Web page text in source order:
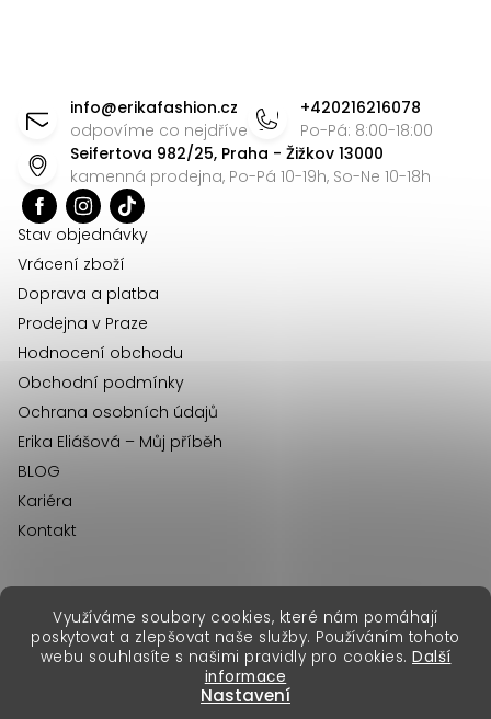
Využíváme soubory cookies, které nám pomáhají
poskytovat a zlepšovat naše služby. Používáním tohoto
webu souhlasíte s našimi pravidly pro cookies. Další
informace
Nastavení
info@erikafashion.cz
odpovíme co nejdříve
+420216216078
Po-Pá: 8:00-18:00
Seifertova 982/25, Praha - Žižkov 13000
kamenná prodejna, Po-Pá 10-19h, So-Ne 10-18h
Stav objednávky
Vrácení zboží
Doprava a platba
Prodejna v Praze
Hodnocení obchodu
Obchodní podmínky
Ochrana osobních údajů
Erika Eliášová – Můj příběh
BLOG
Kariéra
Kontakt
Vytvořil Shoptet Premium
Copyright 2026Erika Fashion. Všechna práva vyhrazena.
erikafashion.sk